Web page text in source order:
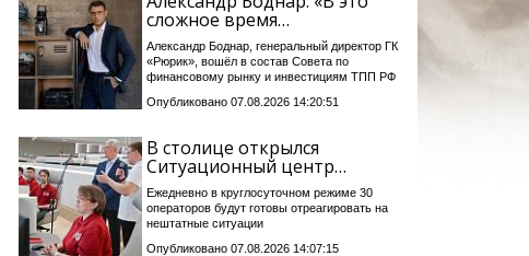
сложное время…
Александр Боднар, генеральный директор ГК
«Рюрик», вошёл в состав Совета по
финансовому рынку и инвестициям ТПП РФ
Опубликовано 07.08.2026 14:20:51
В столице открылся
Ситуационный центр…
Ежедневно в круглосуточном режиме 30
операторов будут готовы отреагировать на
нештатные ситуации
Опубликовано 07.08.2026 14:07:15